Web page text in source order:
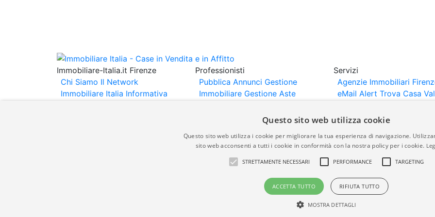
Immobiliare-Italia.it Firenze
Chi Siamo Il Network
Immobiliare Italia Informativa
Professionisti
Pubblica Annunci Gestione
Immobiliare Gestione Aste
Importazione
Servizi
Agenzie Immobiliari
eMail Alert Trova Casa
Gli annunci immobiliari presenti su immobiliare-italia.it vengono pubblicati da agenzie immobiliari e
italia.it quindi non è responsabile della veridicità, della correttezza, della completezza, della
Questo sito web utilizza cookie
Questo sito web utilizza i cookie per migliorare la tua esperienza di navigazione.
sito web acconsenti a tutti i cookie in conformità con la nostra policy per i cookie.
STRETTAMENTE NECESSARI PERFORMANCE TARGETING
ACCETTA TUTTO RIFIUTA TUTTO
MOSTRA DETTAGLI